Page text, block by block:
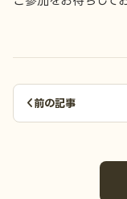
前の記事